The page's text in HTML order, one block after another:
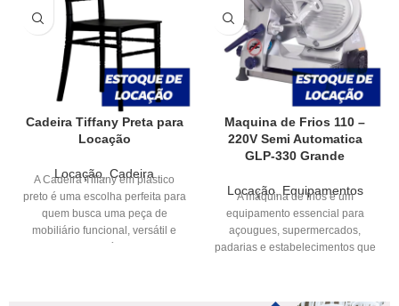
Cadeira Tiffany Preta para
Locação
Locação Cadeira
A Cadeira Tiffany em plástico
preto é uma escolha perfeita para
quem busca uma peça de
mobiliário funcional, versátil e
cheia de benefícios, design
Maquina de Frios 110 –
220V Semi Automatica
GLP-330 Grande
Locação, Equipamentos
A máquina de frios é um
equipamento essencial para
açougues, supermercados,
padarias e estabelecimentos que